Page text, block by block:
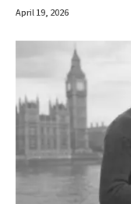
April 19, 2026